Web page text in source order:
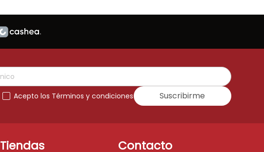
Acepto los Términos y condiciones Suscribirme
Tiendas Contacto